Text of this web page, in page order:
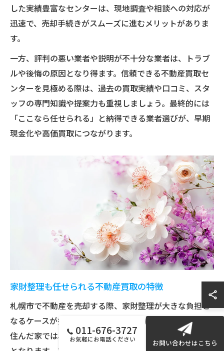
した実績豊富なセンターは、現地調査や相談への対応が
迅速で、売却手続きがスムーズに進むメリットがありま
す。
一方、評判の悪い業者や説明が不十分な業者は、トラブ
ルや後悔の原因となり得ます。信頼できる不動産買取セ
ンターを見極める際は、過去の買取実績や口コミ、スタ
ッフの専門知識や提案力も重視しましょう。最終的には
「ここなら任せられる」と納得できる業者選びが、早期
現金化や高価買取につながります。
家財整理も任せられる不動産買取の特徴
札幌市で不動産を売却する際、家財整理が大きな負担と
なるケースが多く見受けられます。特に相続物件や長年
住んだ家では、家具や家電、生活用品の処分が悩みの種
011-676-3727
お気軽にお電話ください お問い合わせはこちら